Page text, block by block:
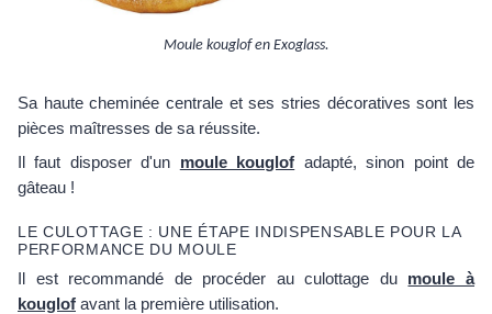
Moule kouglof en Exoglass.
Sa haute cheminée centrale et ses stries décoratives sont les
pièces maîtresses de sa réussite.
Il faut disposer d'un moule kouglof adapté, sinon point de
gâteau !
LE CULOTTAGE : UNE ÉTAPE INDISPENSABLE POUR LA
PERFORMANCE DU MOULE
Il est recommandé de procéder au culottage du moule à
kouglof avant la première utilisation.